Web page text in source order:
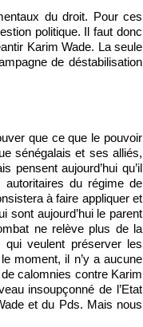
du droit. Pour ces
politique. Il faut donc
Karim Wade. La seule
de déstabilisation
que ce que le pouvoir
sénégalais et ses alliés,
pensent aujourd’hui qu’il
du régime de
à faire appliquer et
sont aujourd’hui le parent
ne relève plus de la
veulent préserver les
moment, il n’y a aucune
calomnies contre Karim
insoupçonné de l’Etat
et du Pds. Mais nous